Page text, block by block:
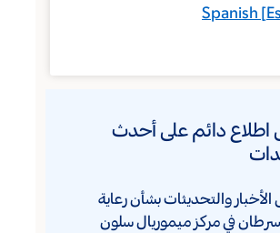
Spanish[
دائم على أحدث
والتحديثات بشأن رعاية
في مركز ميموريال سلون